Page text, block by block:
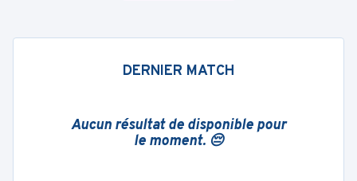
DERNIER MATCH
Aucun résultat de disponible pour
le moment. 😔